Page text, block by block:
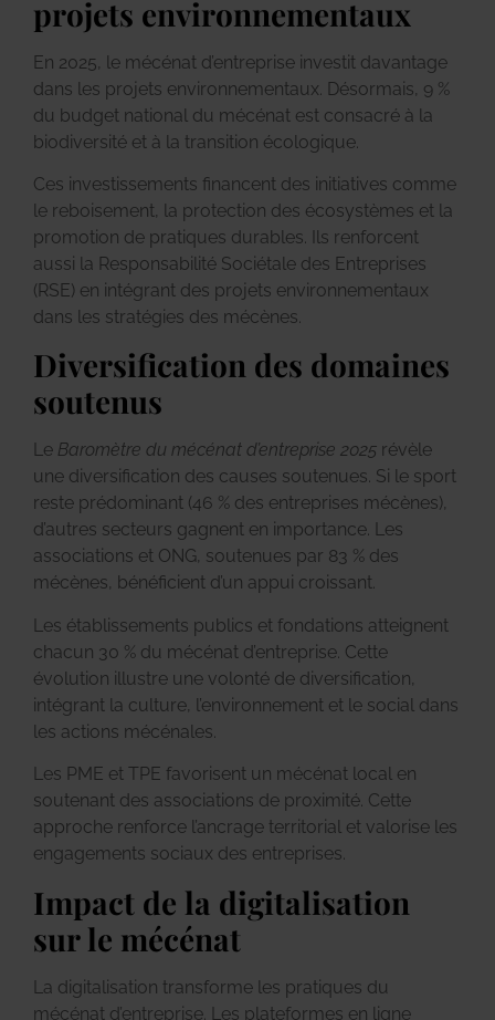
projets environnementaux
En 2025, le mécénat d’entreprise investit davantage
dans les projets environnementaux. Désormais, 9 %
du budget national du mécénat est consacré à la
biodiversité et à la transition écologique.
Ces investissements financent des initiatives comme
le reboisement, la protection des écosystèmes et la
promotion de pratiques durables. Ils renforcent
aussi la Responsabilité Sociétale des Entreprises
(RSE) en intégrant des projets environnementaux
dans les stratégies des mécènes.
Diversification des domaines
soutenus
Le Baromètre du mécénat d’entreprise 2025 révèle
une diversification des causes soutenues. Si le sport
reste prédominant (46 % des entreprises mécènes),
d’autres secteurs gagnent en importance. Les
associations et ONG, soutenues par 83 % des
mécènes, bénéficient d’un appui croissant.
Les établissements publics et fondations atteignent
chacun 30 % du mécénat d’entreprise. Cette
évolution illustre une volonté de diversification,
intégrant la culture, l’environnement et le social dans
les actions mécénales.
Les PME et TPE favorisent un mécénat local en
soutenant des associations de proximité. Cette
approche renforce l’ancrage territorial et valorise les
engagements sociaux des entreprises.
Impact de la digitalisation
sur le mécénat
La digitalisation transforme les pratiques du
mécénat d’entreprise. Les plateformes en ligne